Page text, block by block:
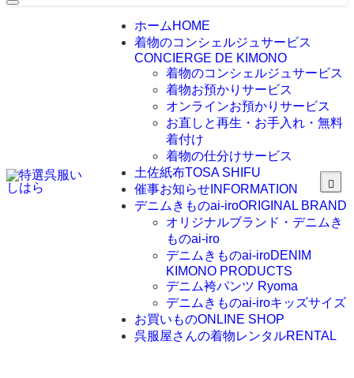
ホーム HOME
着物のコンシェルジュサービス
CONCIERGE DE KIMONO
着物のコンシェルジュサービス
着物お預かりサービス
オンラインお預かりサービス
お直しと再生・お手入れ・無料
着付け
着物の仕分けサービス
土佐紙布TOSA SHIFU
催事お知らせINFORMATION
デニムきものai-iroORIGINAL BRAND
オリジナルブランド・デニムき
ものai-iro
デニムきものai-iroDENIM
KIMONO PRODUCTS
デニム袴パンツ Ryoma
デニムきものai-iroキッズサイズ
お買いものONLINE SHOP
呉服屋さんの着物レンタルRENTAL